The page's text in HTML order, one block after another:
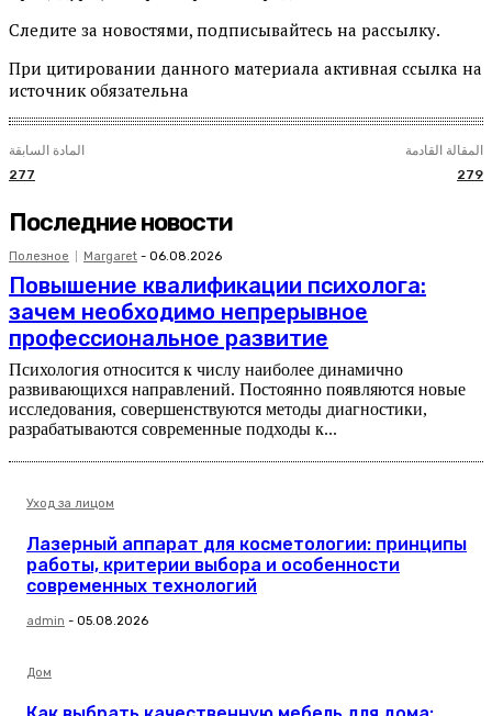
Следите за новостями, подписывайтесь на рассылку.
При цитировании данного материала активная ссылка на
источник обязательна
المادة السابقة
277
المقالة القادمة
279
Последние новости
Полезное Margaret - 06.08.2026
Повышение квалификации психолога:
зачем необходимо непрерывное
профессиональное развитие
Психология относится к числу наиболее динамично
развивающихся направлений. Постоянно появляются новые
исследования, совершенствуются методы диагностики,
разрабатываются современные подходы к...
Уход за лицом
Лазерный аппарат для косметологии: принципы
работы, критерии выбора и особенности
современных технологий
admin - 05.08.2026
Дом